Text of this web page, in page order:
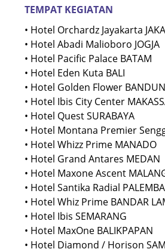
TEMPAT KEGIATAN
• Hotel Orchardz Jayakarta
• Hotel Abadi Malioboro JOGJA
• Hotel Pacific Palace BATAM
• Hotel Eden Kuta BALI
• Hotel Golden Flower
• Hotel Ibis City Center
• Hotel Quest SURABAYA
• Hotel Montana Premier
• Hotel Whizz Prime MANADO
• Hotel Grand Antares MEDAN
• Hotel Maxone Ascent
• Hotel Santika Radial
• Hotel Whiz Prime BANDAR
• Hotel Ibis SEMARANG
• Hotel MaxOne BALIKPAPAN
• Hotel Diamond / Horison